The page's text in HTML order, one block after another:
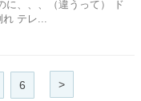
に、、、（違うって） ド
テレ...
6 >